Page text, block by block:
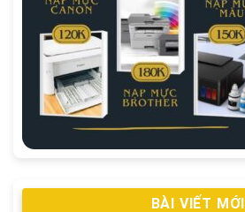
BÀI VIẾT MỚI